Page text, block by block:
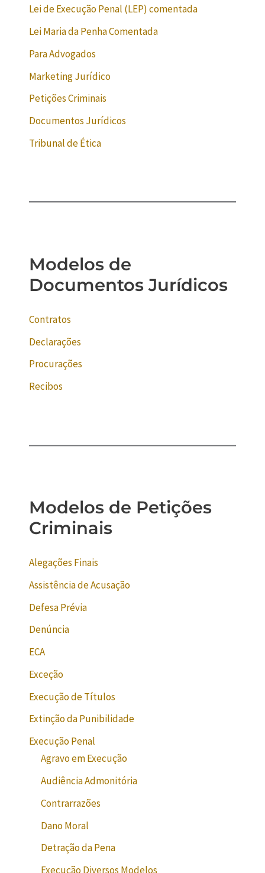
Lei de Execução Penal (LEP) comentada
Lei Maria da Penha Comentada
Para Advogados
Marketing Jurídico
Petições Criminais
Documentos Jurídicos
Tribunal de Ética
Modelos de
Documentos Jurídicos
Contratos
Declarações
Procurações
Recibos
Modelos de Petições
Criminais
Alegações Finais
Assistência de Acusação
Defesa Prévia
Denúncia
ECA
Exceção
Execução de Títulos
Extinção da Punibilidade
Execução Penal
Agravo em Execução
Audiência Admonitória
Contrarrazões
Dano Moral
Detração da Pena
Execução Diversos Modelos